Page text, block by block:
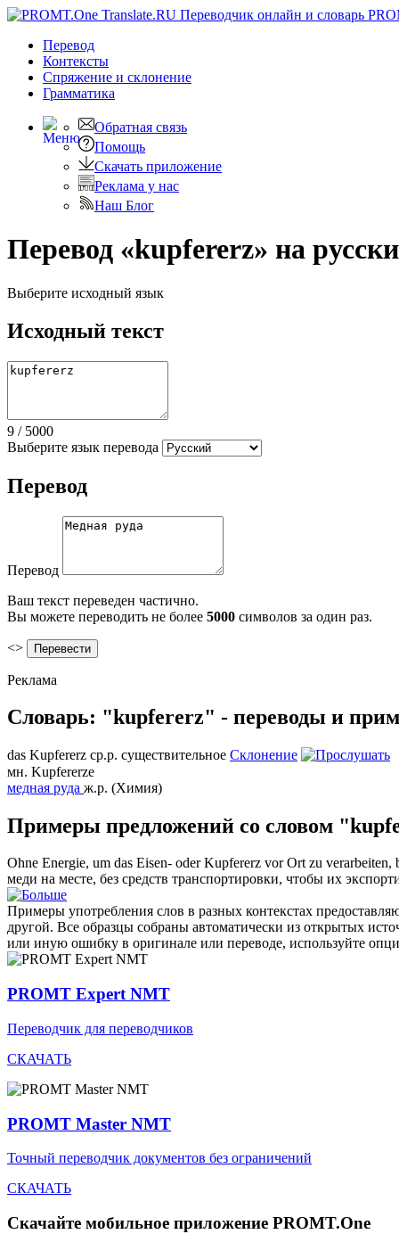
Перевод
Контексты
Спряжение и склонение
Грамматика
Обратная связь
Помощь
Скачать приложение
Реклама у нас
Наш Блог
Перевод «kupfererz» на
Выберите исходный язык
Исходный текст
9 / 5000
Выберите язык перевода
Перевод
Перевод
Ваш текст переведен частично.
Вы можете переводить не более 5000 символов за один раз.
<>
Реклама
Словарь: "kupfererz" - переводы и
das Kupfererz ср.р. существительное Склонение
мн. Kupfererze
медная руда ж.р. (Химия)
Примеры предложений со словом
Ohne Energie, um das Eisen- oderKupfererz vor Ort zu verarbeiten,
меди на месте, без средств транспортировки, чтобы их
Примеры употребления слов в разных контекстах
другой. Все образцы собраны автоматически из открытых
или иную ошибку в оригинале или переводе, используйте
PROMT Expert NMT
Переводчик для переводчиков
СКАЧАТЬ
PROMT Master NMT
Точный переводчик документов без ограничений
СКАЧАТЬ
Скачайте мобильное приложение PROMT.One